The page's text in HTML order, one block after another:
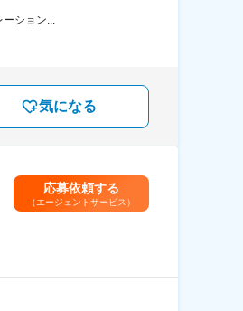
ション...
気になる
応募依頼する
（エージェントサービス）